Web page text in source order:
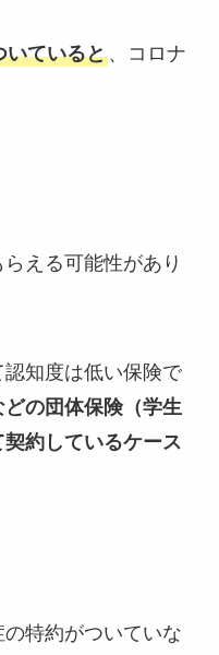
いていると、コロナ
える可能性があり
知度は低い保険で
の団体保険（学生
約しているケース
特約がついていな